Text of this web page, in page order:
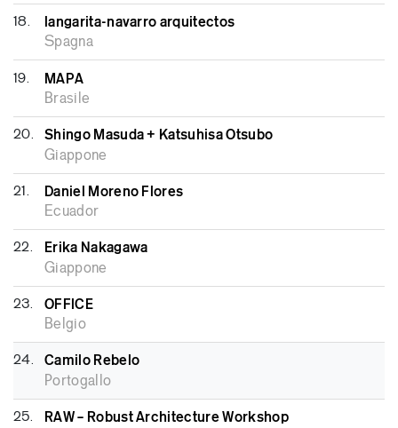
18. langarita-navarro arquitectos
Spagna
19. MAPA
Brasile
20. Shingo Masuda + Katsuhisa Otsubo
Giappone
21. Daniel Moreno Flores
Ecuador
22. Erika Nakagawa
Giappone
23. OFFICE
Belgio
24. Camilo Rebelo
Portogallo
25. RAW – Robust Architecture Workshop